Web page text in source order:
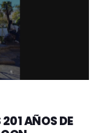
AÑOS DE